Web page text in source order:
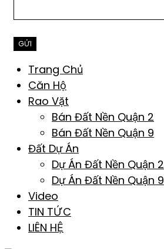
Trang Chủ
Căn Hộ
Rao Vặt
Bán Đất Nền Quận 2
Bán Đất Nền Quận 9
Đất Dự Án
Dự Án Đất Nền Quận 2
Dự Án Đất Nền Quận 9
Video
TIN TỨC
LIÊN HỆ